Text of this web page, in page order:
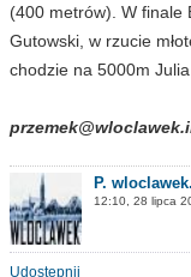
(400 metrów). W finale
Gutowski, w rzucie
chodzie na 5000m Julia
P.
12:10, 28 lipca
Udostępnij